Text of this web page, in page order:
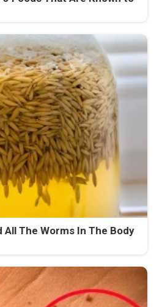
All The Worms In The Body